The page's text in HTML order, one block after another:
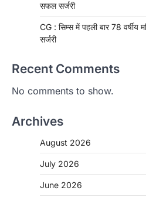
सफल सर्जरी
CG : सिम्स में पहली बार 78
सर्जरी
Recent Comments
No comments to show.
Archives
August 2026
July 2026
June 2026